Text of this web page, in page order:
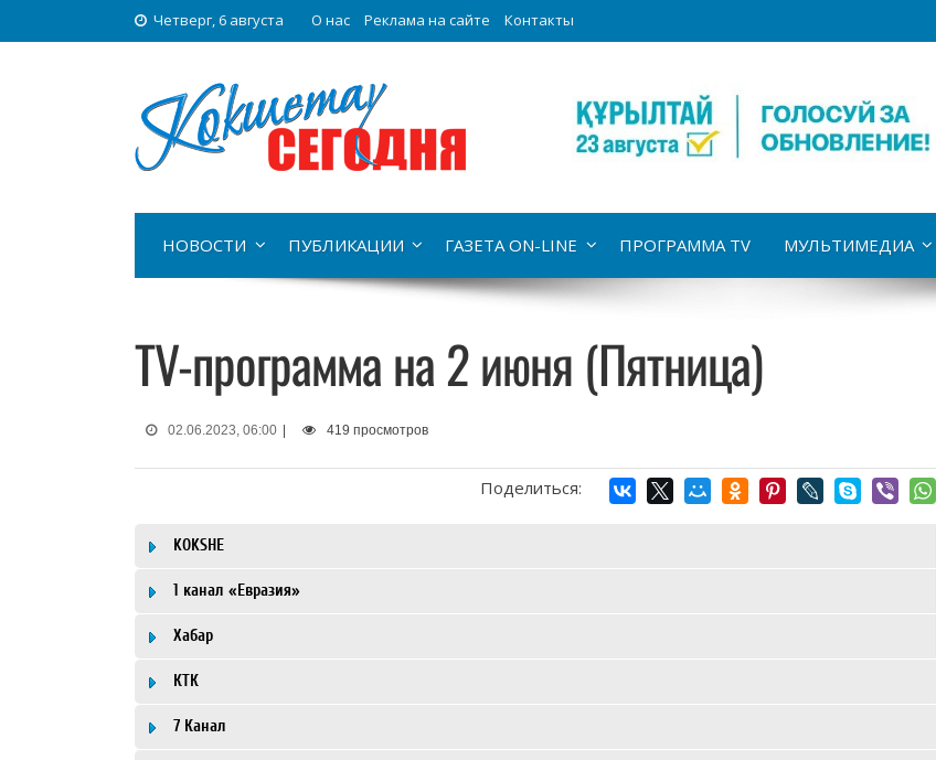
Четверг, 6 августа О нас Реклама на сайте Контакты
НОВОСТИ ПУБЛИКАЦИИ ГАЗЕТА ON-LINE ПРОГРАММА TV МУЛЬТИМЕДИА
TV-программа на 2 июня (Пятница)
02.06.2023, 06:00 | 419 просмотров
Поделиться:
KOKSHE
1 канал «Евразия»
Хабар
КТК
7 Канал